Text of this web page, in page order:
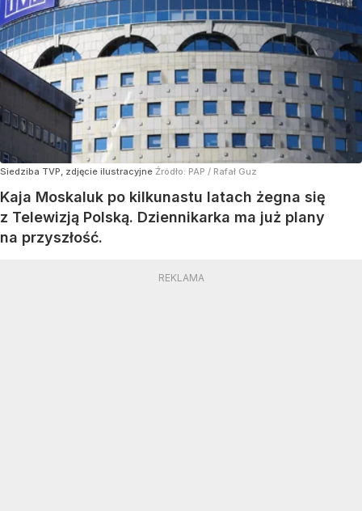
Siedziba TVP, zdjęcie ilustracyjne Źródło: PAP / Rafał Guz
Kaja Moskaluk po kilkunastu latach żegna się
z Telewizją Polską. Dziennikarka ma już plany
na przyszłość.